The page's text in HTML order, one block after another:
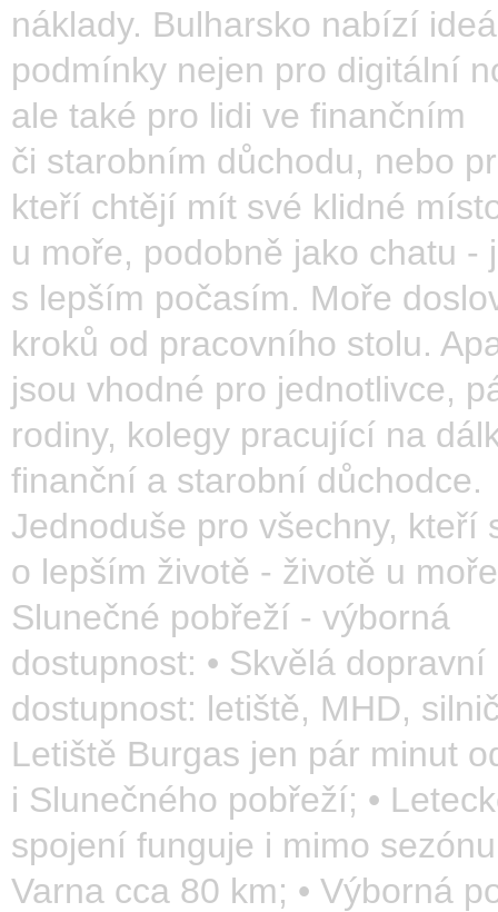
náklady. Bulharsko nabízí
podmínky nejen pro digitální
ale také pro lidi ve finančním
či starobním důchodu, nebo
kteří chtějí mít své klidné
u moře, podobně jako chatu -
s lepším počasím. Moře
kroků od pracovního stolu.
jsou vhodné pro jednotlivce,
rodiny, kolegy pracující na
finanční a starobní důchodce.
Jednoduše pro všechny, kteří
o lepším životě - životě u
Slunečné pobřeží - výborná
dostupnost: • Skvělá dopravní
dostupnost: letiště, MHD,
Letiště Burgas jen pár minut
i Slunečného pobřeží; •
spojení funguje i mimo
Varna cca 80 km; • Výborná